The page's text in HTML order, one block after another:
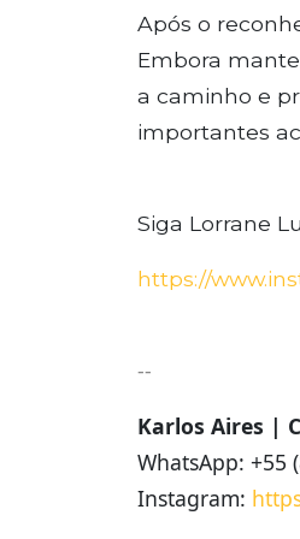
Após o
Embora
a caminho e
importantes
Siga Lorrane
https://
--
Karlos Aires |
WhatsApp: +55
Instagram: